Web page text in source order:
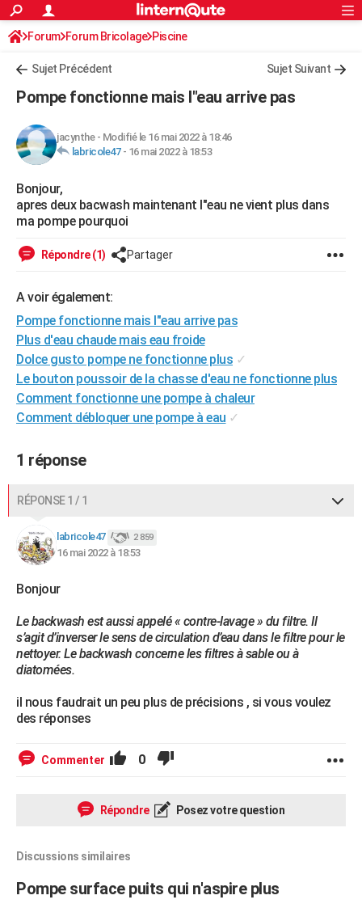
ACTUALITÉS
Politique
Société
Faits Divers
Education
Monde
Villes
+
Retraite
Impôts
Epargne
Immobilier
Risques naturels par ville
Banque
Assurance
Crédit
AUTO
HIGH-TECH
Mobiles
Meilleur smartphone
Internet
Ordinateurs
Jeux vidéo
Guide high-tech
+BRICOLAGE
Forum
Aménagement intérieur
Extérieur
Cuisine
Salle de bains
Jardinage
Rangement
WEEK-END
SANTE
Alimentation
Guide de la santé
Maladies
Médicaments
Sommeil
VOYAGE
Destinations
City break
Voyage nature
Voyage de noces
Forum
Climat
PHOTO
GUIDES D'ACHAT
Carte de Noël
Carte Bonne année
Carte Saint-Valentin
Carte Pâques
Carte d'anniversaire
Dictionnaire
Biographies
Citations
Expressions
Proverbes
PROGRAMME TV
FORUM
Bricolage
Lifestyle
Culture
Sport
Auto
Television
Voyage
Cinema
S'inscrire
Connexion
Forum Forum Bricolage Piscine
Sujet Précédent Sujet Suivant
Pompe fonctionne mais l"eau arrive pas
jacynthe- Modifié le 16 mai 2022 à 18:46
labricole47- 16 mai 2022 à 18:53
Bonjour,
apres deux bacwash maintenant l"eau ne vient plus dans
ma pompe pourquoi
Répondre (1) Partager
A voir également:
Pompe fonctionne mais l"eau arrive pas
Plus d'eau chaude mais eau froide
Dolce gusto pompe ne fonctionne plus ✓
Le bouton poussoir de la chasse d'eau ne fonctionne plus
Comment fonctionne une pompe à chaleur
Comment débloquer une pompe à eau ✓
1 réponse
RÉPONSE 1 / 1
labricole47 2 859
16 mai 2022 à 18:53
Bonjour
Le backwash est aussi appelé « contre-lavage » du filtre. Il
s’agit d’inverser le sens de circulation d’eau dans le filtre pour le
nettoyer. Le backwash concerne les filtres à sable ou à
diatomées.
il nous faudrait un peu plus de précisions , si vous voulez
des réponses
Commenter 0
Répondre Posez votre question
Discussions similaires
Pompe surface puits qui n'aspire plus